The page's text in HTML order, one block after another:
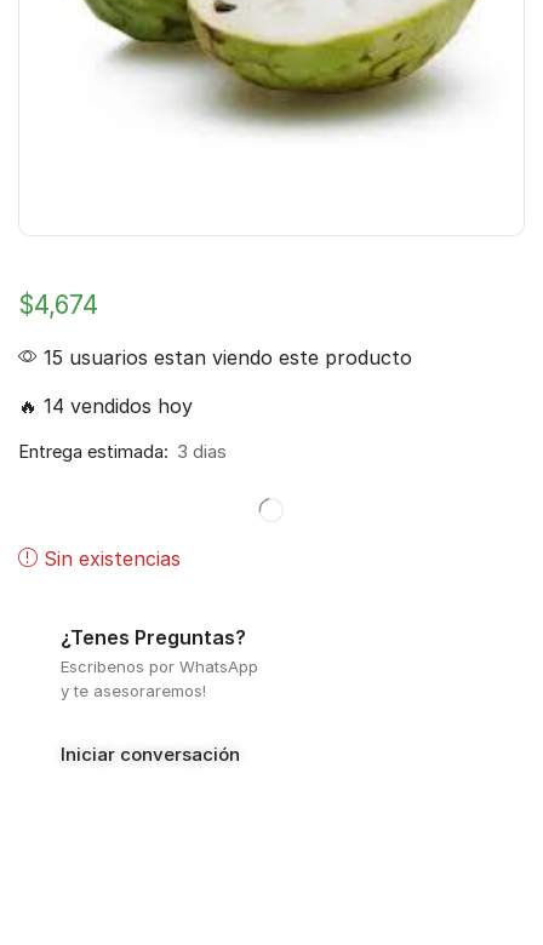
$4,674
15 usuarios estan viendo este producto
🔥 14 vendidos hoy
Entrega estimada: 3 dias
Sin existencias
¿Tenes Preguntas?
Escribenos por WhatsApp
y te asesoraremos!
Iniciar conversación